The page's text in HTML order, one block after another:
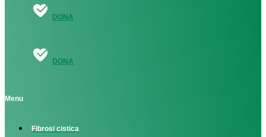
DONA
DONA
Menu
Fibrosi cistica